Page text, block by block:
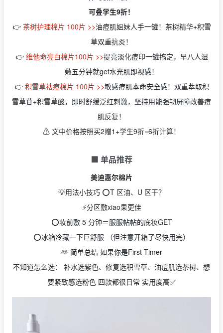
可叠学生9折！
👉 茶树护理棉片 100片 >>油痘肌姐妹人手一罐！茶树精华+积雪
草双重抗炎！
👉 维他命亮白棉片100片 >>提亮淡化痘印一罐搞定，早八人湿
敷五分钟就get水光肌即视感！
👉 积雪草祛痘棉片 100片 >>敏感痘肌本命安全感！双重萃取积
雪草苷+积雪草酸，即时舒缓泛红刺激，坚持用能强韧屏障改善痘
肌反复！
⚠️ 文中价格按照买2赠1+学生9折=6折计算！
🟩 单品推荐
美迪惠尔棉片
💡用法小技巧 ⭕️T 区油、U 区干？
⚡️分区敷xiao果更佳
⭕️妆前敷 5 分钟＝服服帖帖的底妆GET
⭕️冰箱冷藏一下巨舒服 （但注意开箱了尽快用完）
🫶 简单总结 如果你是First Timer
不知道怎么选： 补水选紫色、修复选积雪草、油痘肌选茶树、想
要紧致感选粉色 四款都很日常 实用度高✅